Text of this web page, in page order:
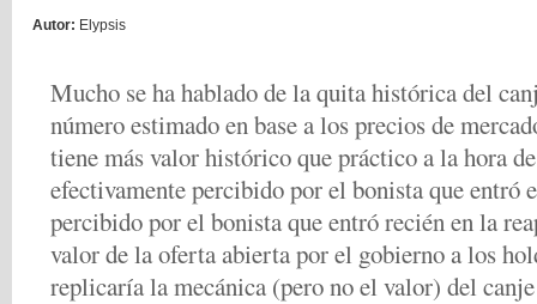
Autor: Elypsis
Mucho se ha hablado de la quita histórica del
número estimado en base a los precios de
tiene más valor histórico que práctico a la hora
efectivamente percibido por el bonista que entró
percibido por el bonista que entró recién en la
valor de la oferta abierta por el gobierno a los
replicaría la mecánica (pero no el valor) del